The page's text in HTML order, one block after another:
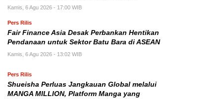
Kamis, 6 Agu 2026 - 17:00 WIB
Pers Rilis
Fair Finance Asia Desak Perbankan Hentikan
Pendanaan untuk Sektor Batu Bara di ASEAN
Kamis, 6 Agu 2026 - 13:02 WIB
Pers Rilis
Shueisha Perluas Jangkauan Global melalui
MANGA MILLION, Platform Manga yang